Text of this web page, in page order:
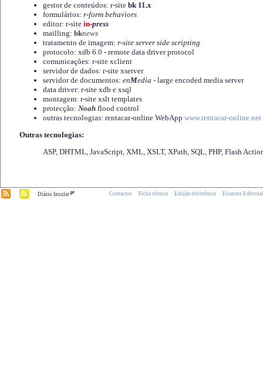
gestor de conteúdos: r-site bk 11.x
formulários: r-form behaviors
editor: r-site in-press
mailling: bknews
tratamento de imagem: r-site server side scripting
protocolo: xdb 6.0 - remote data driver protocol
comunicações: r-site xclient
servidor de dados: r-site xserver
servidor de documentos: enMedia - large encoded media server
data driver: r-site xdb e xsql
montagem: r-site xslt templates
protecção: Noah flood control
outras tecnologias: rentacar-online WebApp www.rentacar-online.net
Outras tecnologias:
ASP, DHTML, JavaScript, XML, XSLT, XPath, SQL, PHP, Flash
Diário Insular.pt Contactos Ficha técnica Edição electrónica Estatuto Editorial